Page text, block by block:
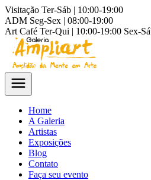
Visitação Ter-Sáb | 10:00-19:00
ADM Seg-Sex | 08:00-19:00
Art Café Ter-Qui | 10:00-19:00 Sex-
Home
A Galeria
Artistas
Exposições
Blog
Contato
Faça seu evento